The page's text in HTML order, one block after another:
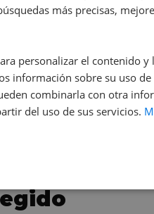
01/
más precisas,
personalizar el contenido
información sobre su uso
combinarla con otra
del uso de sus servicios.